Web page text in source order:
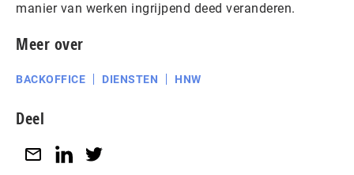
manier van werken ingrijpend deed veranderen.
Meer over
BACKOFFICE DIENSTEN HNW
Deel